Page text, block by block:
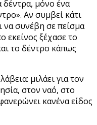
δέντρα, μόνο ένα
Αν συμβεί κάτι
να συνέβη σε πείσμα
ξέχασε το
το δέντρο κάπως
μιλάει για τον
στον ναό, στο
κανένα είδος